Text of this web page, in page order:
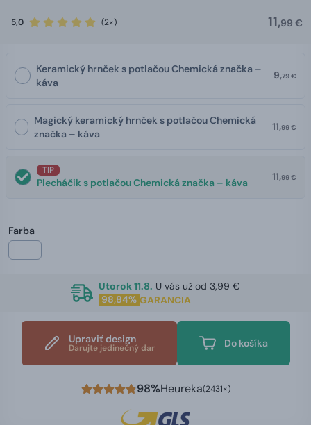
5,0 (2×) 11,99 €
Keramický hrnček s potlačou Chemická značka –
káva
9,79 €
Magický keramický hrnček s potlačou Chemická
značka – káva
11,99 €
TIP
Plecháčik s potlačou Chemická značka – káva 11,99 €
Farba
Utorok 11.8. U vás už od 3,99 €
98,84% GARANCIA
Upraviť design
Darujte jedinečný dar Do košíka
98%Heureka(2431×)